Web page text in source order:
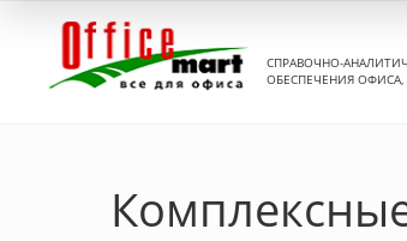
СПРАВОЧНО-
ОБЕСПЕЧЕНИЯ ОФИСА,